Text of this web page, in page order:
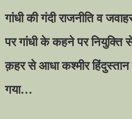
गांधी की गंदी राजनीति व
पर गांधी के कहने पर नियुक्ति
क़हर से आधा कश्मीर हिंदुस्तान
गया…